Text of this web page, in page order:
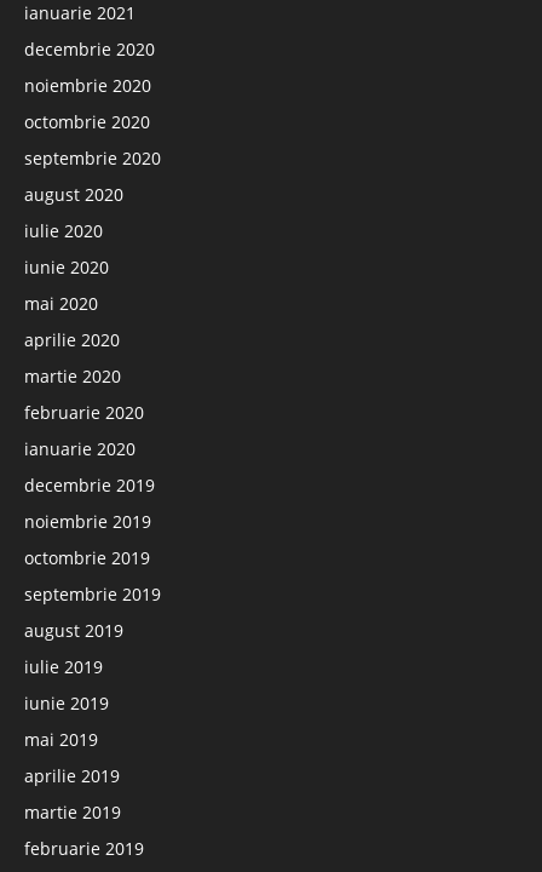
ianuarie 2021
decembrie 2020
noiembrie 2020
octombrie 2020
septembrie 2020
august 2020
iulie 2020
iunie 2020
mai 2020
aprilie 2020
martie 2020
februarie 2020
ianuarie 2020
decembrie 2019
noiembrie 2019
octombrie 2019
septembrie 2019
august 2019
iulie 2019
iunie 2019
mai 2019
aprilie 2019
martie 2019
februarie 2019